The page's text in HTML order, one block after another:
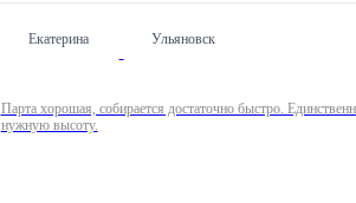
Екатерина Ульяновск
Парта хорошая, собирается достаточно быстро.
нужную высоту.